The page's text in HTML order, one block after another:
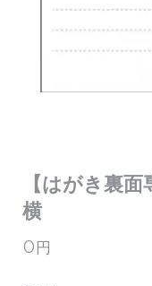
【はがき裏
横
0円